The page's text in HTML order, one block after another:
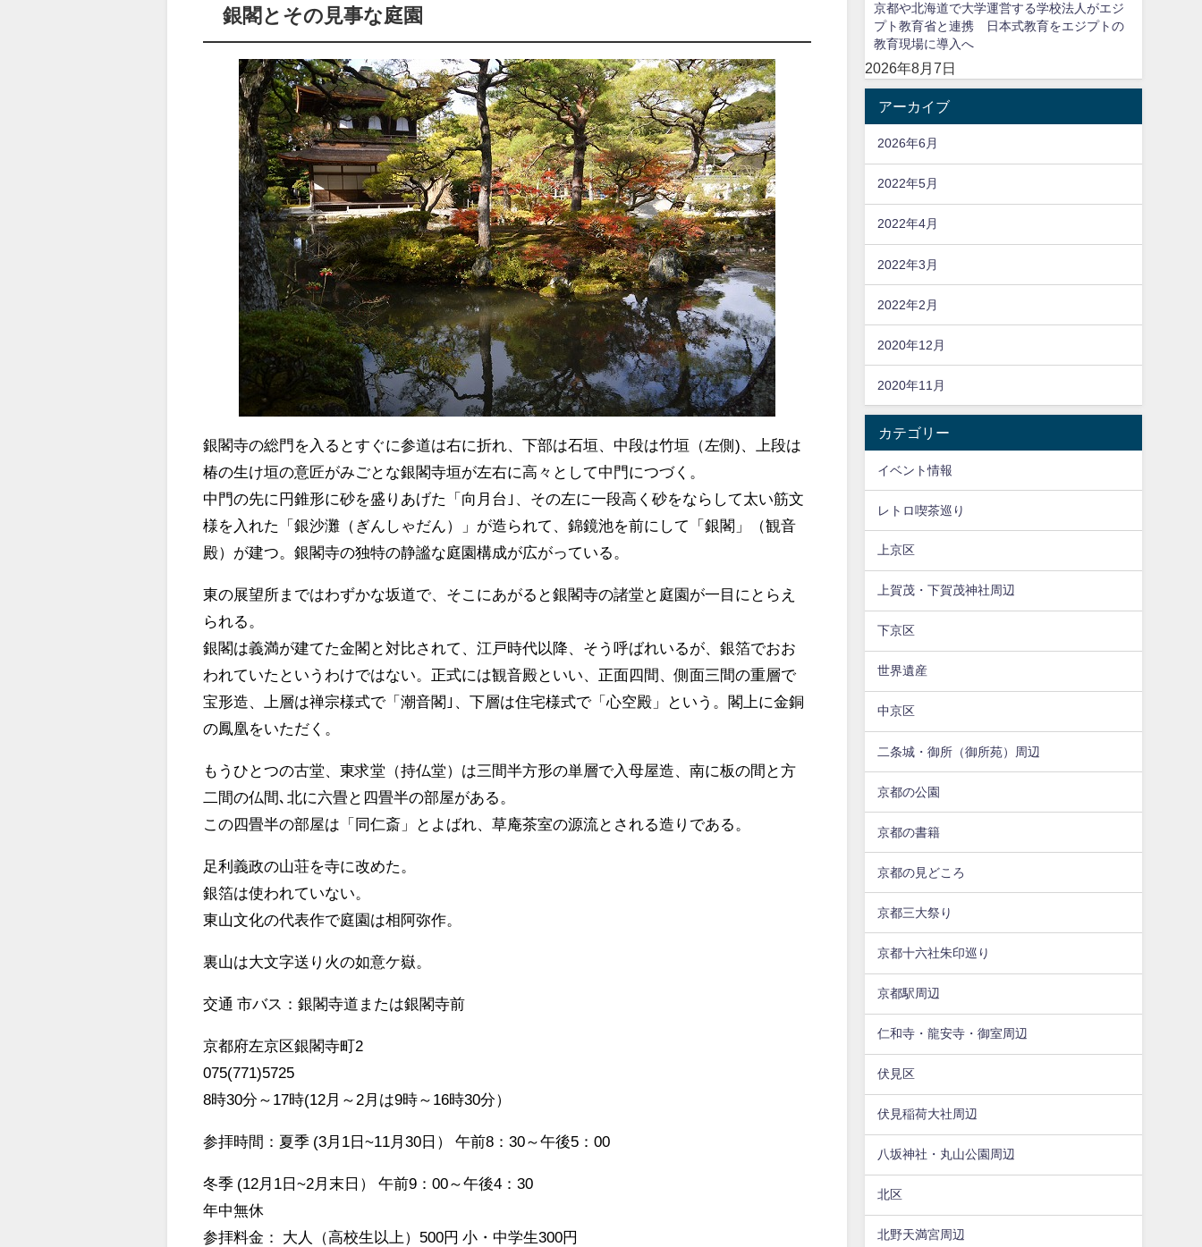
銀閣とその見事な庭園
銀閣寺の総門を入るとすぐに参道は右に折れ、下部は石垣、中段は竹垣（左側)、上段は
椿の生け垣の意匠がみごとな銀閣寺垣が左右に高々として中門につづく。
中門の先に円錐形に砂を盛りあげた「向月台｣、その左に一段高く砂をならして太い筋文
様を入れた「銀沙灘（ぎんしゃだん）」が造られて、錦鏡池を前にして「銀閣」（観音
殿）が建つ。銀閣寺の独特の静謐な庭園構成が広がっている。
東の展望所まではわずかな坂道で、そこにあがると銀閣寺の諸堂と庭園が一目にとらえ
られる。
銀閣は義満が建てた金閣と対比されて、江戸時代以降、そう呼ばれいるが、銀箔でおお
われていたというわけではない。正式には観音殿といい、正面四間、側面三間の重層で
宝形造、上層は禅宗様式で「潮音閣｣、下層は住宅様式で「心空殿」という。閣上に金銅
の鳳凰をいただく。
もうひとつの古堂、東求堂（持仏堂）は三間半方形の単層で入母屋造、南に板の間と方
二間の仏間､北に六畳と四畳半の部屋がある。
この四畳半の部屋は「同仁斎」とよばれ、草庵茶室の源流とされる造りである。
足利義政の山荘を寺に改めた。
銀箔は使われていない。
東山文化の代表作で庭園は相阿弥作。
裏山は大文字送り火の如意ケ嶽。
交通 市バス：銀閣寺道または銀閣寺前
京都府左京区銀閣寺町2
075(771)5725
8時30分～17時(12月～2月は9時～16時30分）
参拝時間：夏季 (3月1日~11月30日） 午前8：30～午後5：00
冬季 (12月1日~2月末日） 午前9：00～午後4：30
年中無休
参拝料金： 大人（高校生以上） 500円 小・中学生300円
京都や北海道で大学運営する学校法人がエジ
プト教育省と連携 日本式教育をエジプトの
教育現場に導入へ
2026年8月7日
アーカイブ
2026年6月
2022年5月
2022年4月
2022年3月
2022年2月
2020年12月
2020年11月
カテゴリー
イベント情報
レトロ喫茶巡り
上京区
上賀茂・下賀茂神社周辺
下京区
世界遺産
中京区
二条城・御所（御所苑）周辺
京都の公園
京都の書籍
京都の見どころ
京都三大祭り
京都十六社朱印巡り
京都駅周辺
仁和寺・龍安寺・御室周辺
伏見区
伏見稲荷大社周辺
八坂神社・丸山公園周辺
北区
北野天満宮周辺